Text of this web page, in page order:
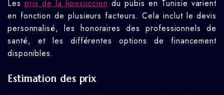
Les prix de la liposuccion du pubis en Tunisie varient
en fonction de plusieurs facteurs. Cela inclut le devis
personnalisé, les honoraires des professionnels de
santé, et les différentes options de financement
disponibles.
Estimation des prix